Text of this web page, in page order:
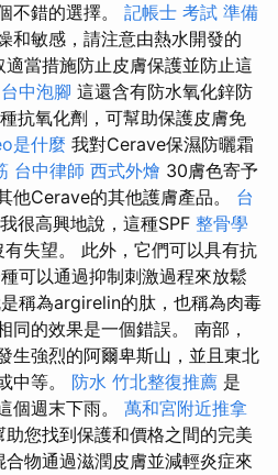
不錯的選擇。 記帳士 考試 準備
和敏感，請注意由熱水開發的
當措施防止皮膚保護並防止這
台中泡腳 這還含有防水氧化鋅防
抗氧化劑，可幫助保護皮膚免
是什麼 我對Cerave保濕防曬霜
台中律師 西式外燴 30膚色寄予
他Cerave的其他護膚產品。 台
我很高興地說，這種SPF 整骨學
失望。 此外，它們可以具有抗
可以通過抑制刺激過程來放鬆
稱為argirelin的肽，也稱為肉毒
同的效果是一個錯誤。 南部，
生強烈的阿爾卑斯山，並且東北
中等。 防水 竹北整復推薦 是
個週末下雨。 萬和宮附近推拿
您找到保護和價格之間的完美
合物通過滋潤皮膚並減輕炎症來